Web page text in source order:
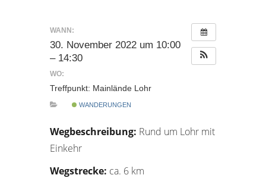
WANN:
30. November 2022 um 10:00
– 14:30
WO:
Treffpunkt: Mainlände Lohr
WANDERUNGEN
Wegbeschreibung: Rund um Lohr mit
Einkehr
Wegstrecke: ca. 6 km